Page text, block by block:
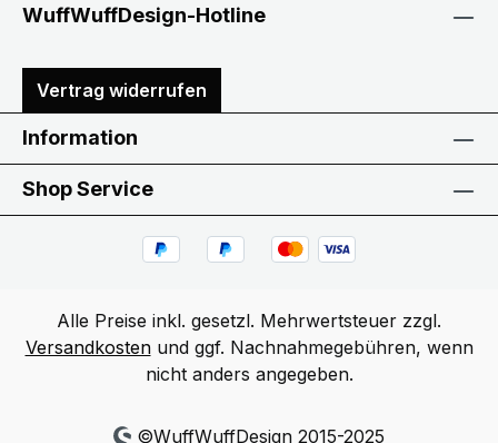
WuffWuffDesign-Hotline
Vertrag widerrufen
Information
Shop Service
Alle Preise inkl. gesetzl. Mehrwertsteuer zzgl.
Versandkostenund ggf. Nachnahmegebühren, wenn
nicht anders angegeben.
©WuffWuffDesign 2015-2025